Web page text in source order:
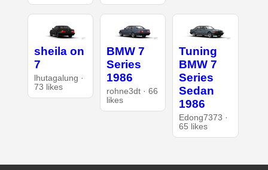
sheila on
7
lhutagalung ·
73 likes
BMW 7
Series
1986
rohne3dt · 66
likes
Tuning
BMW 7
Series
Sedan
1986
Edong7373 ·
65 likes